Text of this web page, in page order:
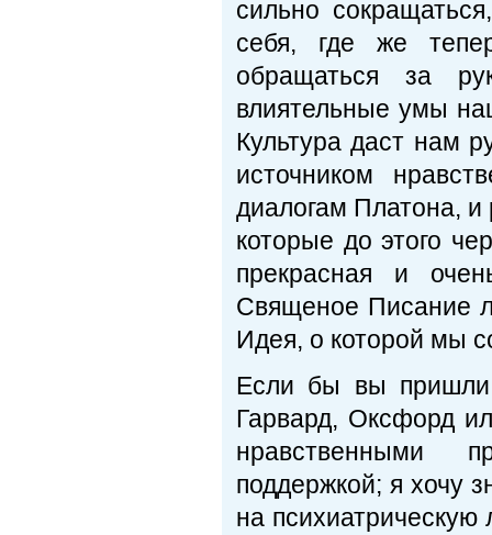
сильно
себя, где же
обращаться за
влиятельные умы
Культура даст нам
источником
диалогам Платона,
которые до этого
прекрасная и
Священое Писание
Идея, о которой мы
Если бы вы пришли
Гарвард, Оксфорд
нравственными
поддержкой; я хочу
на